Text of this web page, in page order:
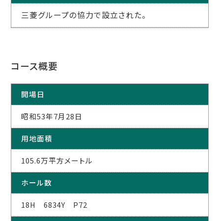
三菱グループの協力で設立された。
コース概要
開場日
昭和53年7月28日
用地面積
105.6万平方メートル
ホール数
18H 6834Y P72